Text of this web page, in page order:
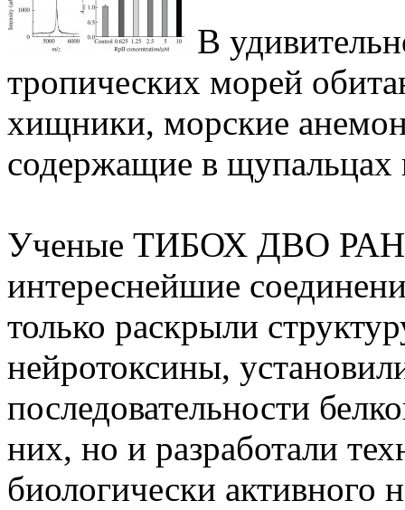
В
тропических морей
хищники, морские
содержащие в щупальцах
Ученые ТИБОХ ДВО
интереснейшие
только раскрыли
нейротоксины,
последовательности
них, но и разработали
биологически активного